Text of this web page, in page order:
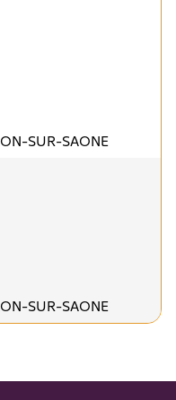
SUR-SAONE
SUR-SAONE